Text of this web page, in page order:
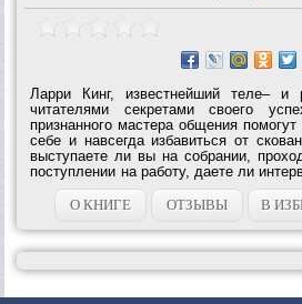
Ларри Кинг, известнейший теле– и
читателями секретами своего
признанного мастера общения
себе и навсегда избавиться от
выступаете ли вы на собрании,
поступлении на работу, даете ли
незнакомыми...
О КНИГЕ
ОТЗЫВЫ В